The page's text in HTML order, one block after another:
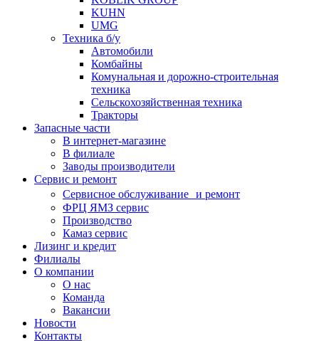
KUHN
UMG
Техника б/у
Автомобили
Комбайны
Комунальная и дорожно-строительная
техника
Сельскохозяйственная техника
Тракторы
Запасные части
В интернет-магазине
В филиале
Заводы производители
Сервис и ремонт
Сервисное обслуживание и ремонт
ФРЦ ЯМЗ сервис
Производство
Камаз сервис
Лизинг и кредит
Филиалы
О компании
О нас
Команда
Вакансии
Новости
Контакты